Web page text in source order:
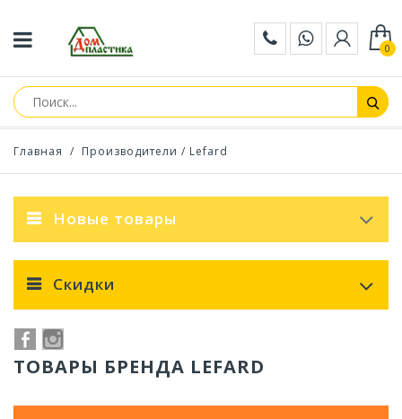
0
Главная / Производители / Lefard
Новые товары
Скидки
ТОВАРЫ БРЕНДА LEFARD